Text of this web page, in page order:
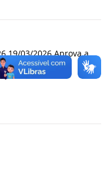
19/03/2026 Aprova a
ao
do Cefet/...